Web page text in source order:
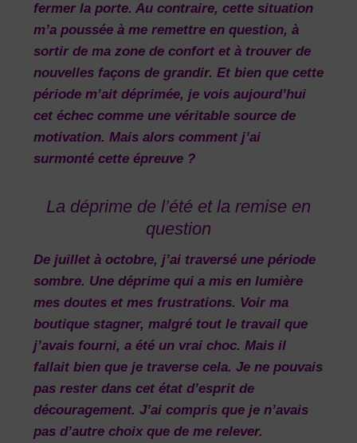
fermer la porte. Au contraire, cette situation
m’a poussée à me remettre en question, à
sortir de ma zone de confort et à trouver de
nouvelles façons de grandir. Et bien que cette
période m’ait déprimée, je vois aujourd’hui
cet échec comme une véritable source de
motivation. Mais alors comment j’ai
surmonté cette épreuve ?
La déprime de l’été et la remise en
question
De juillet à octobre, j’ai traversé une période
sombre. Une déprime qui a mis en lumière
mes doutes et mes frustrations. Voir ma
boutique stagner, malgré tout le travail que
j’avais fourni, a été un vrai choc. Mais il
fallait bien que je traverse cela. Je ne pouvais
pas rester dans cet état d’esprit de
découragement. J’ai compris que je n’avais
pas d’autre choix que de me relever.